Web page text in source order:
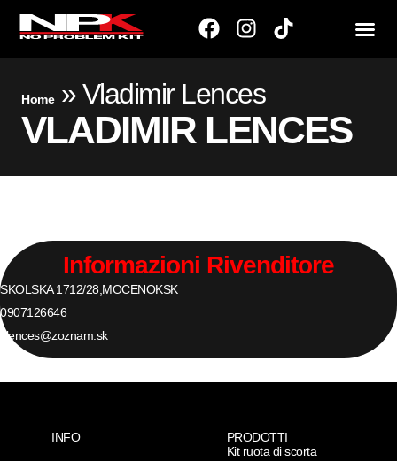
Home»Vladimir Lences
VLADIMIR LENCES
Informazioni Rivenditore
SKOLSKA 1712/28, MOCENOKSK
0907126646
vlences@zoznam.sk
INFO
PRODOTTI
Kit ruota di scorta